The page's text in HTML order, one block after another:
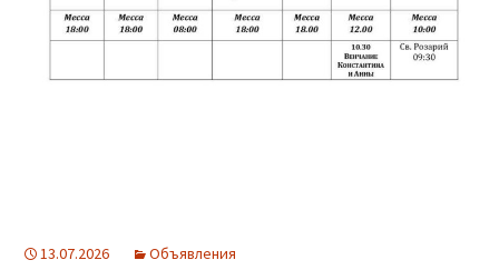
13.07.2026 Объявления